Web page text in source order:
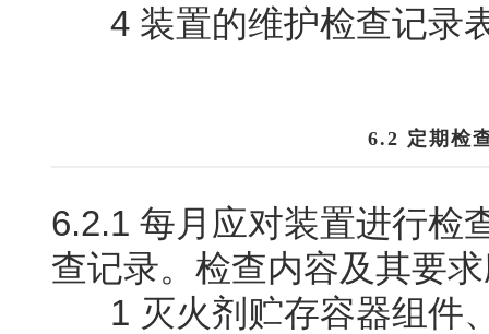
4 装置的维护检查记录
6.2 定期检
6.2.1 每月应对装置进行检
查记录。检查内容及其要
1 灭火剂贮存容器组件